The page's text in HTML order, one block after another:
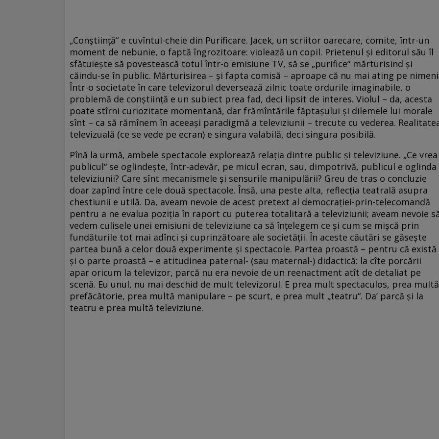
„Conştiinţă“ e cuvîntul-cheie din Purificare. Jacek, un scriitor oarecare, comite, într-un
moment de nebunie, o faptă îngrozitoare: violează un copil. Prietenul şi editorul său îl
sfătuieşte să povestească totul într-o emisiune TV, să se „purifice“ mărturisind şi
căindu-se în public. Mărturisirea – şi fapta comisă – aproape că nu mai ating pe
Într-o societate în care televizorul deversează zilnic toate ordurile imaginabile, o
problemă de conştiinţă e un subiect prea fad, deci lipsit de interes. Violul – da, acesta
poate stîrni curiozitate momentană, dar frămîntările făptaşului şi dilemele lui morale
sînt – ca să rămînem în aceeaşi paradigmă a televiziunii – trecute cu vederea.
televizuală (ce se vede pe ecran) e singura valabilă, deci singura posibilă.
Pînă la urmă, ambele spectacole explorează relaţia dintre public şi televiziune. „Ce vrea
publicul“ se oglindeşte, într-adevăr, pe micul ecran, sau, dimpotrivă, publicul e oglinda
televiziunii? Care sînt mecanismele şi sensurile manipulării? Greu de tras o concluzie
doar zapînd între cele două spectacole. Însă, una peste alta, reflecţia teatrală asupra
chestiunii e utilă. Da, aveam nevoie de acest pretext al democraţiei-prin-telecomandă
pentru a ne evalua poziţia în raport cu puterea totalitară a televiziunii; aveam nevoie
vedem culisele unei emisiuni de televiziune ca să înţelegem ce şi cum se mişcă prin
fundăturile tot mai adînci şi cuprinzătoare ale societăţii. În aceste căutări se găseşte
partea bună a celor două experimente şi spectacole. Partea proastă – pentru că există
şi o parte proastă – e atitudinea paternal- (sau maternal-) didactică: la cîte porcării
apar oricum la televizor, parcă nu era nevoie de un reenactment atît de detaliat pe
scenă. Eu unul, nu mai deschid de mult televizorul. E prea mult spectaculos, prea multă
prefăcătorie, prea multă manipulare – pe scurt, e prea mult „teatru“. Da’ parcă şi la
teatru e prea multă televiziune.